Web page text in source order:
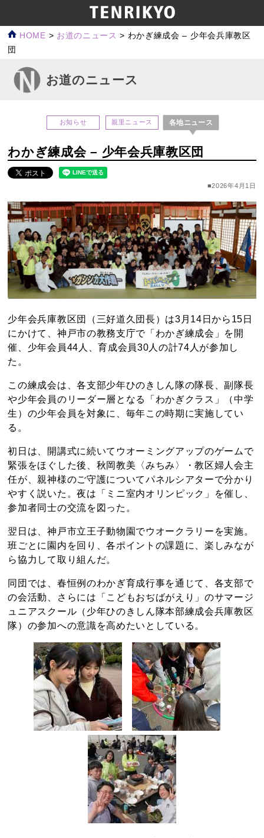
HOME > お道のニュース > わかぎ練成会 – 少年会兵庫教区
団
お道のニュース
お知らせ 親里ニュース 各地ニュース
わかぎ練成会 – 少年会兵庫教区団
■2026年4月1日
少年会兵庫教区団（三好道久団長）は3月14日から15日
にかけて、神戸市の教務支庁で「わかぎ練成会」を開
催、少年会員44人、育成会員30人の計74人が参加し
た。
この練成会は、各支部少年ひのきしん隊の隊長、副隊長
や少年会員のリーダー層となる「わかぎクラス」（中学
生）の少年会員を対象に、毎年この時期に実施してい
る。
初日は、開講式に続いてウオーミングアップのゲームで
緊張をほぐした後、秋岡教美〈みちみ〉・教区婦人会主
任が、親神様のご守護についてパネルシアターで分かり
やすく説いた。夜は「ミニ室内オリンピック」を催し、
参加者同士の交流を図った。
翌日は、神戸市立王子動物園でウオークラリーを実施。
班ごとに園内を回り、各ポイントの課題に、楽しみなが
ら協力して取り組んだ。
同団では、春恒例のわかぎ育成行事を通じて、各支部で
の会活動、さらには「こどもおぢばがえり」のサマージ
ュニアスクール（少年ひのきしん隊本部練成会兵庫教区
隊）の参加への意識を高めたいとしている。